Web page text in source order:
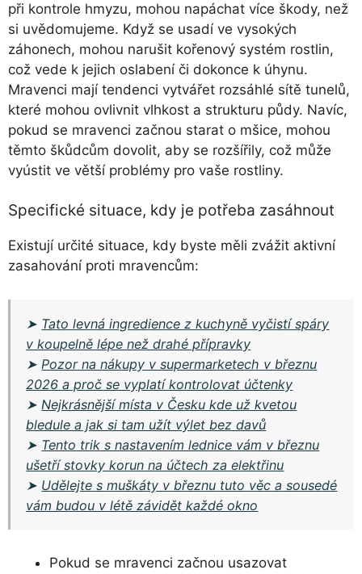
při kontrole hmyzu, mohou napáchat více škody, než
si uvědomujeme. Když se usadí ve vysokých
záhonech, mohou narušit kořenový systém rostlin,
což vede k jejich oslabení či dokonce k úhynu.
Mravenci mají tendenci vytvářet rozsáhlé sítě tunelů,
které mohou ovlivnit vlhkost a strukturu půdy. Navíc,
pokud se mravenci začnou starat o mšice, mohou
těmto škůdcům dovolit, aby se rozšířily, což může
vyústit ve větší problémy pro vaše rostliny.
Specifické situace, kdy je potřeba zasáhnout
Existují určité situace, kdy byste měli zvážit aktivní
zasahování proti mravencům:
➤ Tato levná ingredience z kuchyně vyčistí spáry
v koupelně lépe než drahé přípravky
➤ Pozor na nákupy v supermarketech v březnu
2026 a proč se vyplatí kontrolovat účtenky
➤ Nejkrásnější místa v Česku kde už kvetou
bledule a jak si tam užít výlet bez davů
➤ Tento trik s nastavením lednice vám v březnu
ušetří stovky korun na účtech za elektřinu
➤ Udělejte s muškáty v březnu tuto věc a sousedé
vám budou v létě závidět každé okno
Pokud se mravenci začnou usazovat